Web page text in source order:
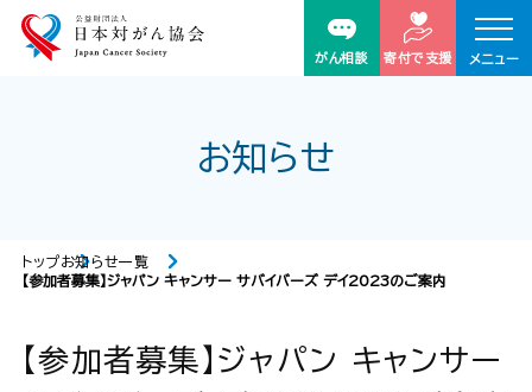
がん相談 寄付で支援 メニュー
お知らせ
トップお知らせ一覧
【参加者募集】ジャパン キャンサー サバイバーズ デイ2023のご案内
【参加者募集】ジャパン キャンサー